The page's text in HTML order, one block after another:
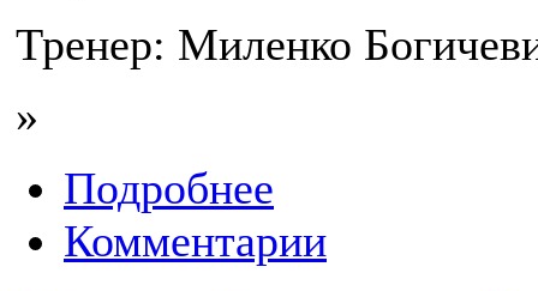
Тренер: Миленко
»
Подробнее
Комментарии